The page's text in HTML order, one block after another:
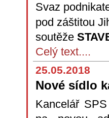
Svaz
pod záštitou
soutěže
Celý text....
25.05.2018
Nové sídlo
Kancelář